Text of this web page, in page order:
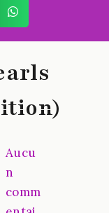
Aucu
n
comm